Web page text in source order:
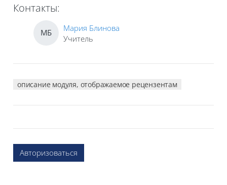
Контакты:
МБ
Мария Блинова
Учитель
описание модуля, отображаемое рецензентам
Авторизоваться